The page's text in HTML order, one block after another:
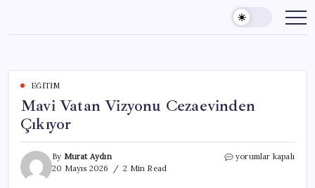
content
EĞITIM
Mavi Vatan Vizyonu Cezaevinden
Çıkıyor
By Murat Aydın
20 Mayıs 2026
2 Min Read
Mavi
yorumlar kapalı